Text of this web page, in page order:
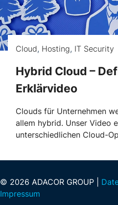
Cloud, Hosting, IT Security
Hybrid Cloud –
Erklärvideo
Clouds für Unternehmen
allem hybrid. Unser Video
unterschiedlichen Cloud-
© 2026 ADACOR GROUP |
Impressum